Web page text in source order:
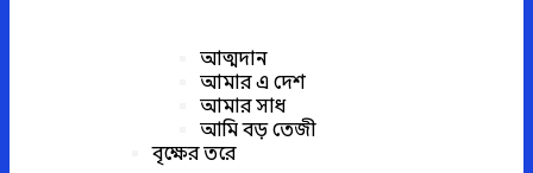
আত্মদান
আমার এ দেশ
আমার সাধ
আমি বড় তেজী
বৃক্ষের তরে